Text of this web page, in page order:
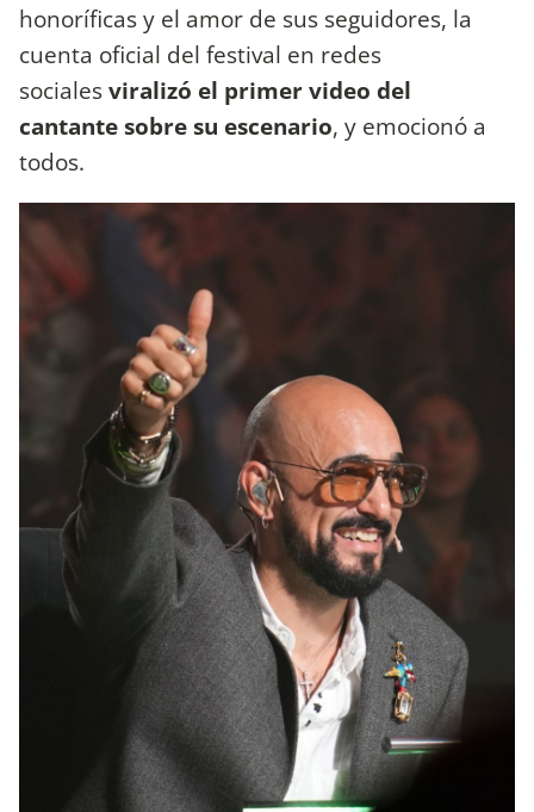
honoríficas y el amor de sus seguidores, la
cuenta oficial del festival en redes
socialesviralizó el primer video del
cantante sobre su escenario, y emocionó a
todos.